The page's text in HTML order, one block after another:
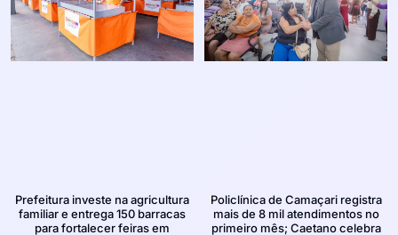
Prefeitura investe na agricultura
familiar e entrega 150 barracas
para fortalecer feiras em
Policlínica de Camaçari registra
mais de 8 mil atendimentos no
primeiro mês; Caetano celebra